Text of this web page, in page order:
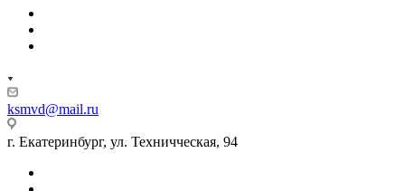
ksmvd@mail.ru
г. Екатеринбург, ул. Техничческая, 94